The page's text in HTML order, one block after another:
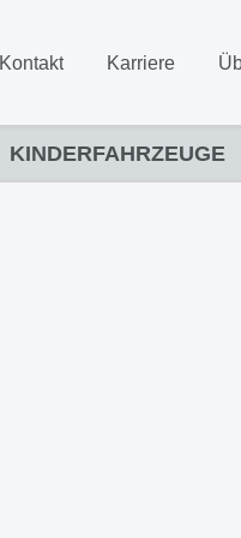
Kontakt Karriere
KINDERFAHRZEUGE